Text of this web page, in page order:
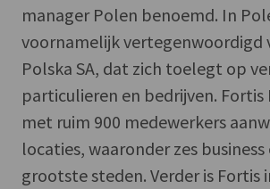
manager Polen benoemd. In
voornamelijk vertegenwoordigd
Polska SA, dat zich toelegt op
particulieren en bedrijven. Fortis
met ruim 900 medewerkers
locaties, waaronder zes
grootste steden. Verder is Fortis